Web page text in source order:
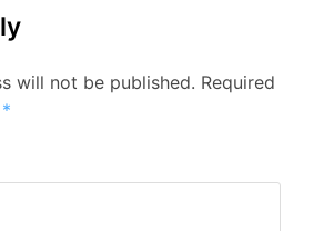
will not be published. Required
*